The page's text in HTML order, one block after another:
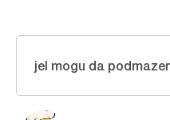
jel mogu da